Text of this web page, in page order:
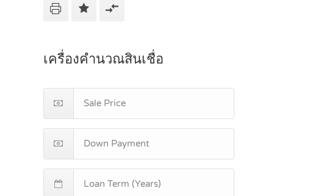
เครื่องคำนวณสินเชื่อ